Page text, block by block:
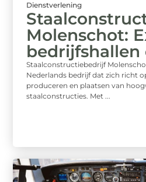
Dienstverlening
Molenschot:
bedrijfshallen
Staalconstructiebedrijf
Nederlands bedrijf dat zich richt
produceren en plaatsen van
staalconstructies. Met ...